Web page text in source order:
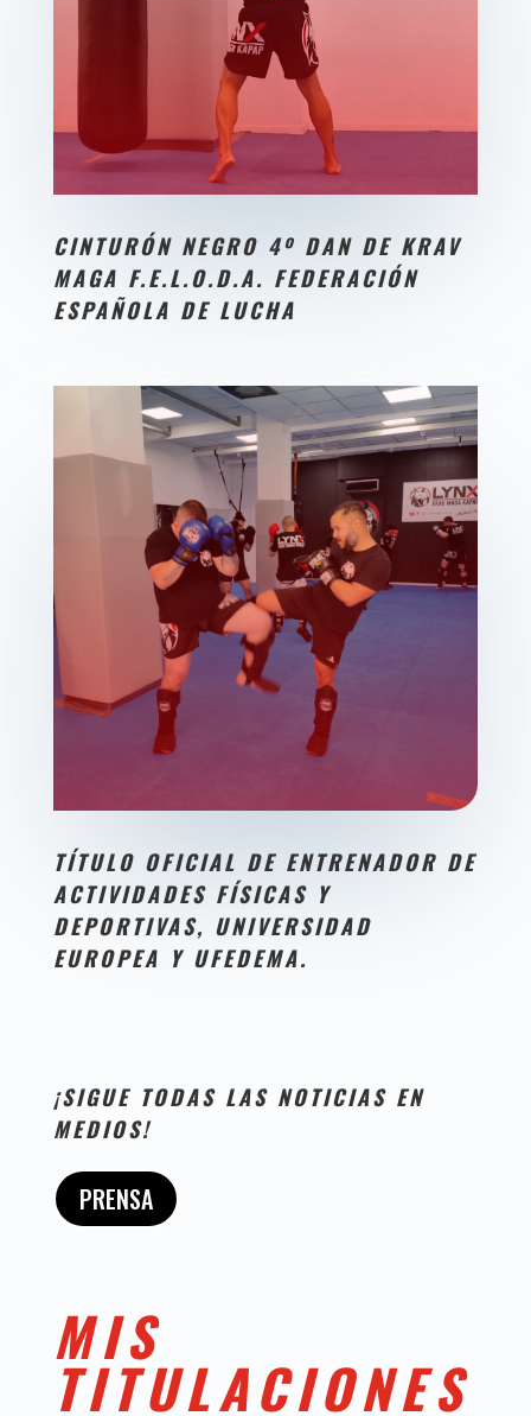
CINTURÓN NEGRO 4º DAN DE KRAV
MAGA F.E.L.O.D.A. FEDERACIÓN
ESPAÑOLA DE LUCHA
TÍTULO OFICIAL DE ENTRENADOR DE
ACTIVIDADES FÍSICAS Y
DEPORTIVAS, UNIVERSIDAD
EUROPEA Y UFEDEMA.
¡SIGUE TODAS LAS NOTICIAS EN
MEDIOS!
PRENSA
MIS
TITULACIONES